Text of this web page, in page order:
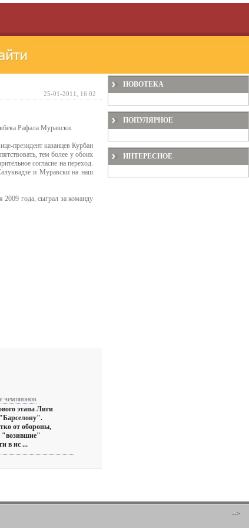
Рафала Муравски.
президент казанцев Курбан
тем более у обоих
согласие на переход.
и Муравски на наш
года, сыграл за команду
чемпионов
этапа Лиги
от обороны,
"возившие"
в ис ...
25-01-2011, 16:02
НОВОТЕКА
ПОПУЛЯРНОЕ
ИНТЕРЕСНОЕ
-->